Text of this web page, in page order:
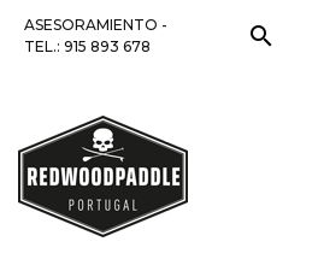
ASESORAMIENTO -
TEL.: 915 893 678
search